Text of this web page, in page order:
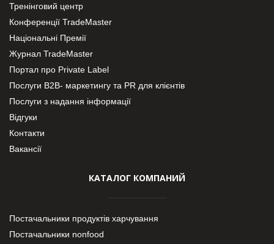
Тренінговий центр
Конференції TradeMaster
Національні Премії
Журнал TradeMaster
Портал про Private Label
Послуги В2В- маркетингу та PR для клієнтів
Послуги з надання інформації
Відгуки
Контакти
Вакансії
КАТАЛОГ КОМПАНИЙ
Постачальники продуктів харчування
Постачальники nonfood